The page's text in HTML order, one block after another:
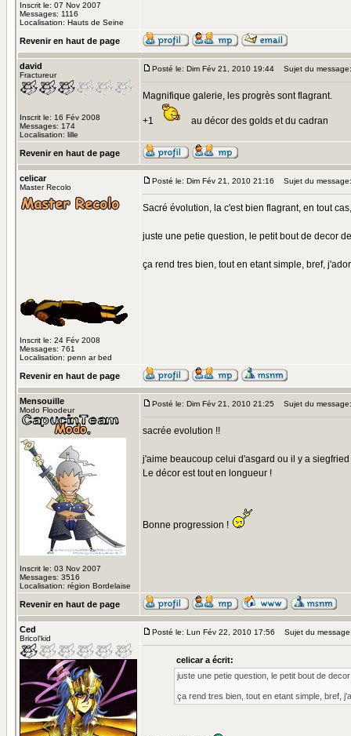
Inscrit le: 07 Nov 2007
Messages: 1116
Localisation: Hauts de Seine
Revenir en haut de page
david
Fractureur
Inscrit le: 16 Fév 2008
Messages: 174
Localisation: lille
Posté le: Dim Fév 21, 2010 19:44 Sujet du message:
Magnifique galerie, les progrès sont flagrant.
+1 au décor des golds et du cadran
Revenir en haut de page
celicar
Master Recolo
Inscrit le: 24 Fév 2008
Messages: 761
Localisation: penn ar bed
Posté le: Dim Fév 21, 2010 21:16 Sujet du message:
Sacré évolution, la c'est bien flagrant, en tout
juste une petie question, le petit bout de decor
ça rend tres bien, tout en etant simple, bref,
Revenir en haut de page
Mensouille
Modo Floodeur
Inscrit le: 03 Nov 2007
Messages: 3516
Localisation: région Bordelaise
Posté le: Dim Fév 21, 2010 21:25 Sujet du message:
sacrée evolution !!
j'aime beaucoup celui d'asgard ou il y a
Le décor est tout en longueur !
Bonne progression !
Revenir en haut de page
Ced
Bricol'kid
Posté le: Lun Fév 22, 2010 17:56 Sujet du
celicar a écrit:
juste une petie question, le petit bout de
ça rend tres bien, tout en etant simple, bref,